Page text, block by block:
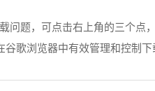
题，可点击右上角的三个点
歌浏览器中有效管理和控制